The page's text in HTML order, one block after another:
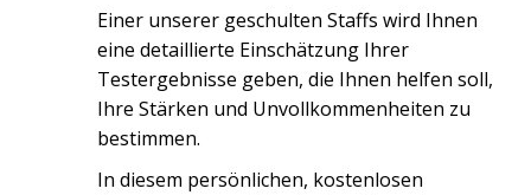
Einer unserer geschulten Staffs wird Ihnen
eine detaillierte Einschätzung Ihrer
Testergebnisse geben, die Ihnen helfen soll,
Ihre Stärken und Unvollkommenheiten zu
bestimmen.
In diesem persönlichen, kostenlosen